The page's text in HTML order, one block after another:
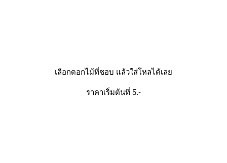
เลือกดอกไม้ที่ชอบ แล้วใส่โหลได้เล
ราคาเริ่มต้นที่ 5.-